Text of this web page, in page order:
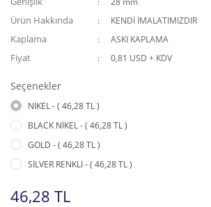
Ürün Hakkında KENDİ İMALATIMIZDIR
Kaplama ASKI KAPLAMA
Fiyat 0,81 USD + KDV
Seçenekler
NİKEL - ( 46,28 TL )
BLACK NİKEL - ( 46,28 TL )
GOLD - ( 46,28 TL )
SİLVER RENKLİ - ( 46,28 TL )
46,28 TL